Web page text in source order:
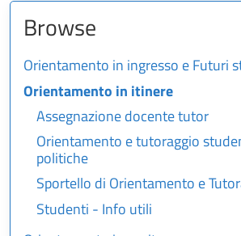
Browse
Orientamento in ingresso e Futuri
Orientamento in itinere
Assegnazione docente tutor
Orientamento e tutoraggio
politiche
Sportello di Orientamento e
Studenti - Info utili